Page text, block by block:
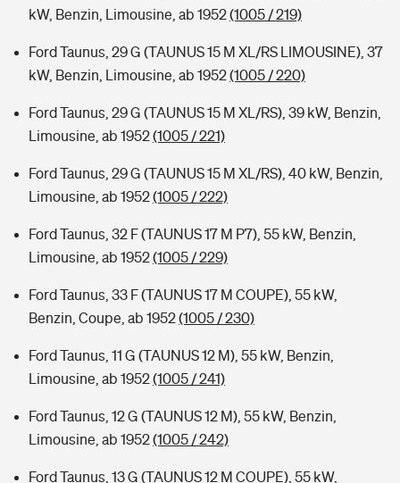
kW, Benzin, Limousine, ab 1952(1005 / 219)
Ford Taunus, 29 G (TAUNUS 15 M XL/RS LIMOUSINE), 37
kW, Benzin, Limousine, ab 1952(1005 / 220)
Ford Taunus, 29 G (TAUNUS 15 M XL/RS), 39 kW, Benzin,
Limousine, ab 1952(1005 / 221)
Ford Taunus, 29 G (TAUNUS 15 M XL/RS), 40 kW, Benzin,
Limousine, ab 1952(1005 / 222)
Ford Taunus, 32 F (TAUNUS 17 M P7), 55 kW, Benzin,
Limousine, ab 1952(1005 / 229)
Ford Taunus, 33 F (TAUNUS 17 M COUPE), 55 kW,
Benzin, Coupe, ab 1952(1005 / 230)
Ford Taunus, 11 G (TAUNUS 12 M), 55 kW, Benzin,
Limousine, ab 1952(1005 / 241)
Ford Taunus, 12 G (TAUNUS 12 M), 55 kW, Benzin,
Limousine, ab 1952(1005 / 242)
Ford Taunus, 13 G (TAUNUS 12 M COUPE), 55 kW,